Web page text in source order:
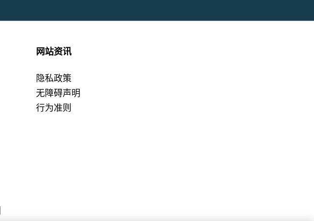
网站资讯
隐私政策
无障碍声明
行为准则